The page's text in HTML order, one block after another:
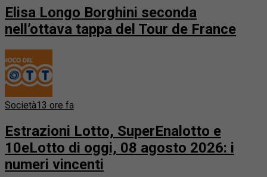
Elisa Longo Borghini seconda
nell’ottava tappa del Tour de France
Società13 ore fa
Estrazioni Lotto, SuperEnalotto e
10eLotto di oggi, 08 agosto 2026: i
numeri vincenti